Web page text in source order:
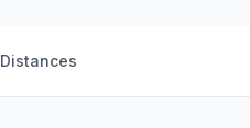
Distances